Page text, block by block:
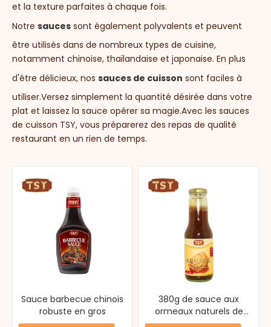
et la texture parfaites à chaque fois.
Notre sauces sont également polyvalents et peuvent
être utilisés dans de nombreux types de cuisine,
notamment chinoise, thaïlandaise et japonaise. En plus
d'être délicieux, nos sauces de cuisson sont faciles à
utiliser.Versez simplement la quantité désirée dans votre
plat et laissez la sauce opérer sa magie.Avec les sauces
de cuisson TSY, vous préparerez des repas de qualité
restaurant en un rien de temps.
Sauce barbecue chinois
robuste en gros
380g de sauce aux
ormeaux naturels de
haute qualité pour